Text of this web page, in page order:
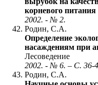
корневого питания
2002. - № 2.
Родин, С.А.
Определение
насаждениям при
Лесоведение
2002. - № 6. – С. 36-
Родин, С.А.